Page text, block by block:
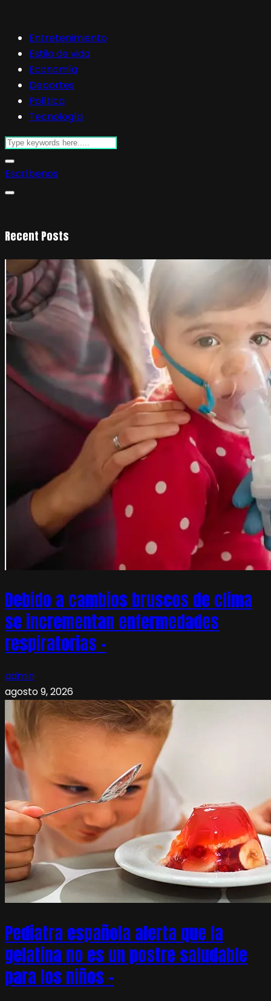
Entretenimiento
Estilo de vida
Economía
Deportes
Política
Tecnología
Escríbenos
Recent Posts
Debido a cambios bruscos de clima
se incrementan enfermedades
respiratorias –
admin
agosto 9, 2026
Pediatra española alerta que la
gelatina no es un postre saludable
para los niños –